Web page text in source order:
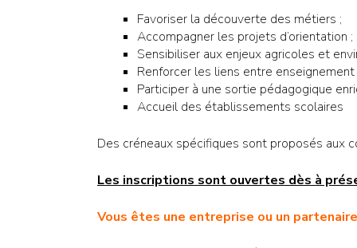
Favoriser la découverte des métiers ;
Accompagner les projets d’orientation ;
Sensibiliser aux enjeux agricoles et
Renforcer les liens entre
Participer à une sortie pédagogique
Accueil des établissements scolaires
Des créneaux spécifiques sont proposés aux
Les inscriptions sont ouvertes dès à
Vous êtes une entreprise ou un